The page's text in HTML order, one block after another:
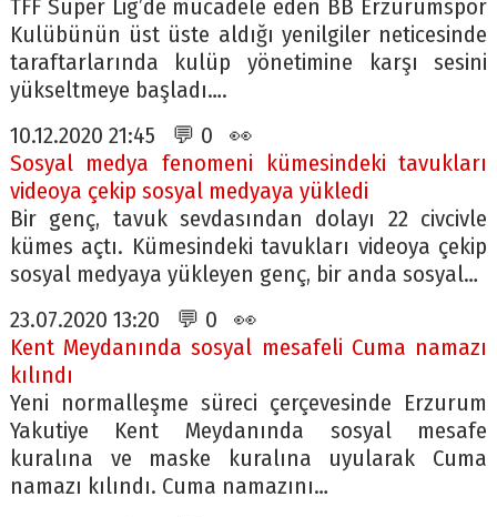
TFF Süper Lig’de mücadele eden BB Erzurumspor
Kulübünün üst üste aldığı yenilgiler neticesinde
taraftarlarında kulüp yönetimine karşı sesini
yükseltmeye başladı….
10.12.2020 21:45 💬 0 👀
Sosyal medya fenomeni kümesindeki tavukları
videoya çekip sosyal medyaya yükledi
Bir genç, tavuk sevdasından dolayı 22 civcivle
kümes açtı. Kümesindeki tavukları videoya çekip
sosyal medyaya yükleyen genç, bir anda sosyal…
23.07.2020 13:20 💬 0 👀
Kent Meydanında sosyal mesafeli Cuma namazı
kılındı
Yeni normalleşme süreci çerçevesinde Erzurum
Yakutiye Kent Meydanında sosyal mesafe
kuralına ve maske kuralına uyularak Cuma
namazı kılındı. Cuma namazını…